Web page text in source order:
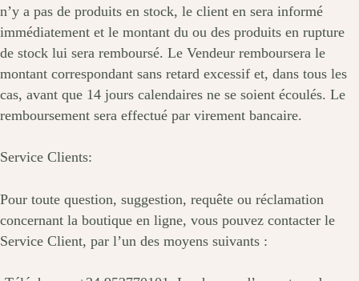
n’y a pas de produits en stock, le client en sera informé
immédiatement et le montant du ou des produits en rupture
de stock lui sera remboursé. Le Vendeur remboursera le
montant correspondant sans retard excessif et, dans tous les
cas, avant que 14 jours calendaires ne se soient écoulés. Le
remboursement sera effectué par virement bancaire.
Service Clients:
Pour toute question, suggestion, requête ou réclamation
concernant la boutique en ligne, vous pouvez contacter le
Service Client, par l’un des moyens suivants :